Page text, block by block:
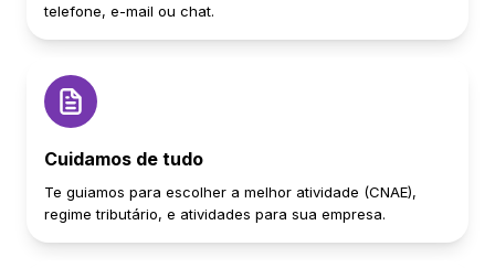
telefone, e-mail ou chat.
Cuidamos de tudo
Te guiamos para escolher a melhor atividade (CNAE),
regime tributário, e atividades para sua empresa.